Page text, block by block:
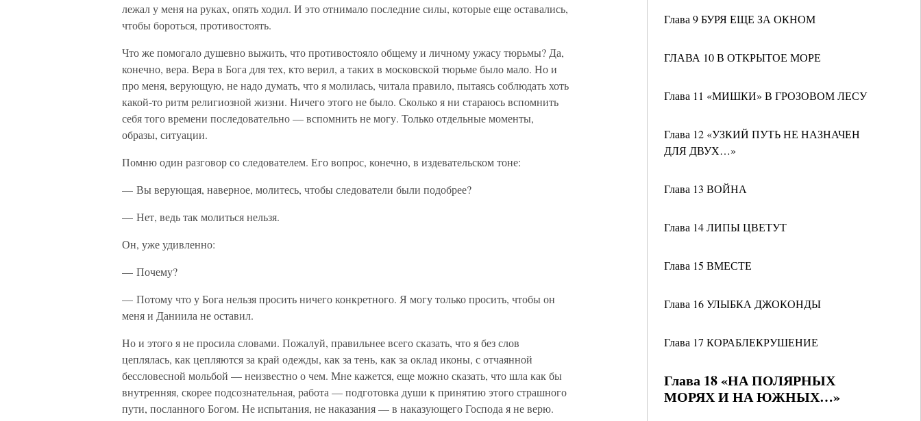
Глава 9 БУРЯ ЕЩЕ ЗА ОКНОМ
ГЛАВА 10 В ОТКРЫТОЕ МОРЕ
Глава 11 «МИШКИ» В ГРОЗОВОМ ЛЕСУ
Глава 12 «УЗКИЙ ПУТЬ НЕ НАЗНАЧЕН
ДЛЯ ДВУХ…»
Глава 13 ВОЙНА
Глава 14 ЛИПЫ ЦВЕТУТ
Глава 15 ВМЕСТЕ
Глава 16 УЛЫБКА ДЖОКОНДЫ
Глава 17 КОРАБЛЕКРУШЕНИЕ
Глава 18 «НА ПОЛЯРНЫХ
МОРЯХ И НА ЮЖНЫХ…»
лежал у меня на руках, опять ходил. И это отнимало последние силы, которые еще оставались,
чтобы бороться, противостоять.
Что же помогало душевно выжить, что противостояло общему и личному ужасу тюрьмы? Да,
конечно, вера. Вера в Бога для тех, кто верил, а таких в московской тюрьме было мало. Но и
про меня, верующую, не надо думать, что я молилась, читала правило, пытаясь соблюдать хоть
какой-то ритм религиозной жизни. Ничего этого не было. Сколько я ни стараюсь вспомнить
себя того времени последовательно — вспомнить не могу. Только отдельные моменты,
образы, ситуации.
Помню один разговор со следователем. Его вопрос, конечно, в издевательском тоне:
— Вы верующая, наверное, молитесь, чтобы следователи были подобрее?
— Нет, ведь так молиться нельзя.
Он, уже удивленно:
— Почему?
— Потому что у Бога нельзя просить ничего конкретного. Я могу только просить, чтобы он
меня и Даниила не оставил.
Но и этого я не просила словами. Пожалуй, правильнее всего сказать, что я без слов
цеплялась, как цепляются за край одежды, как за тень, как за оклад иконы, с отчаянной
бессловесной мольбой — неизвестно о чем. Мне кажется, еще можно сказать, что шла как бы
внутренняя, скорее подсознательная, работа — подготовка души к принятию этого страшного
пути, посланного Богом. Не испытания, не наказания — в наказующего Господа я не верю.